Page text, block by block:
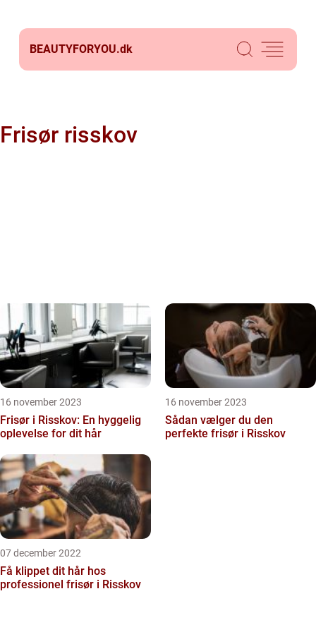
BEAUTYFORYOU.dk
Frisør risskov
16 november 2023
Frisør i Risskov: En hyggelig
oplevelse for dit hår
16 november 2023
Sådan vælger du den
perfekte frisør i Risskov
07 december 2022
Få klippet dit hår hos
professionel frisør i Risskov